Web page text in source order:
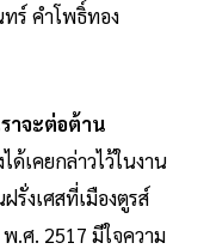
ร์ คำโพธิ์ทอง
ราจะต่อต้าน
ได้เคยกล่าวไว้ในงาน
รั่งเศสที่เมืองตูรส์
.ศ. 2517 มีใจความ